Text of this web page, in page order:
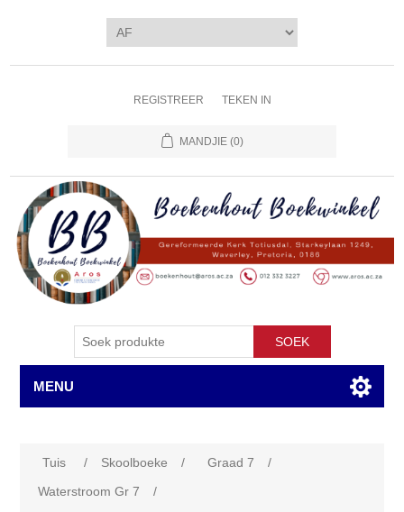
REGISTREER TEKEN IN
MANDJIE (0)
SOEK
MENU
Tuis / Skoolboeke / Graad 7
/
Waterstroom Gr 7
/